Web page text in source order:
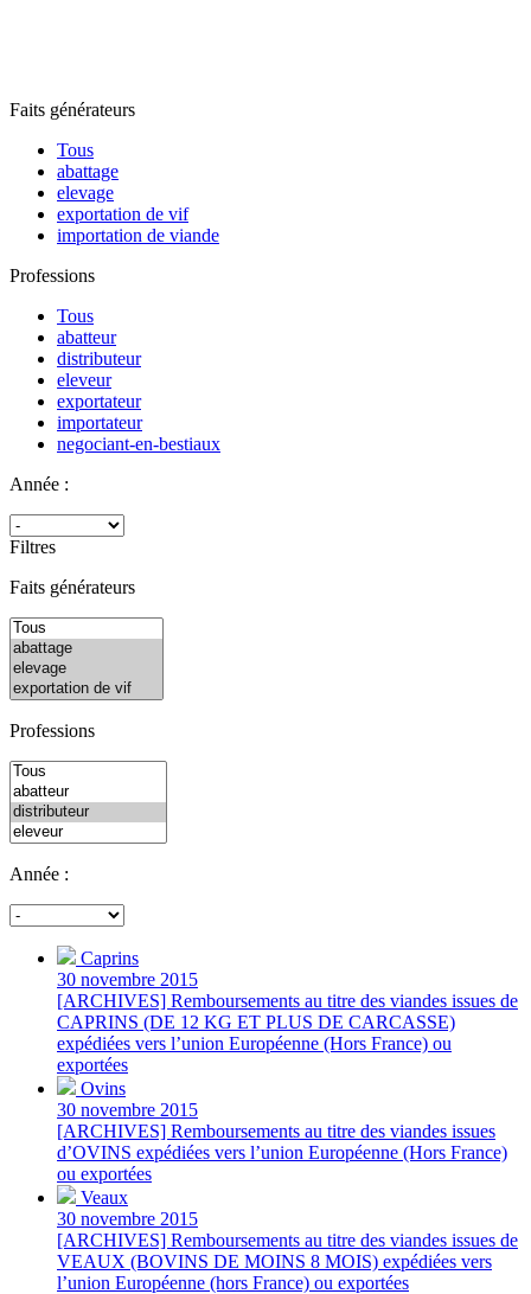
Faits générateurs
Tous
abattage
elevage
exportation de vif
importation de viande
Professions
Tous
abatteur
distributeur
eleveur
exportateur
importateur
negociant-en-bestiaux
Année :
Filtres
Faits générateurs
Professions
Année :
Caprins
30 novembre 2015
[ARCHIVES] Remboursements au titre des viandes issues de
CAPRINS (DE 12 KG ET PLUS DE CARCASSE)
expédiées vers l’union Européenne (Hors France) ou
exportées
Ovins
30 novembre 2015
[ARCHIVES] Remboursements au titre des viandes issues
d’OVINS expédiées vers l’union Européenne (Hors France)
ou exportées
Veaux
30 novembre 2015
[ARCHIVES] Remboursements au titre des viandes issues de
VEAUX (BOVINS DE MOINS 8 MOIS) expédiées vers
l’union Européenne (hors France) ou exportées